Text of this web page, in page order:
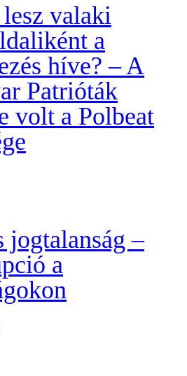
valaki
a
híve? – A
Patrióták
volt a Polbeat
jogtalanság –
a